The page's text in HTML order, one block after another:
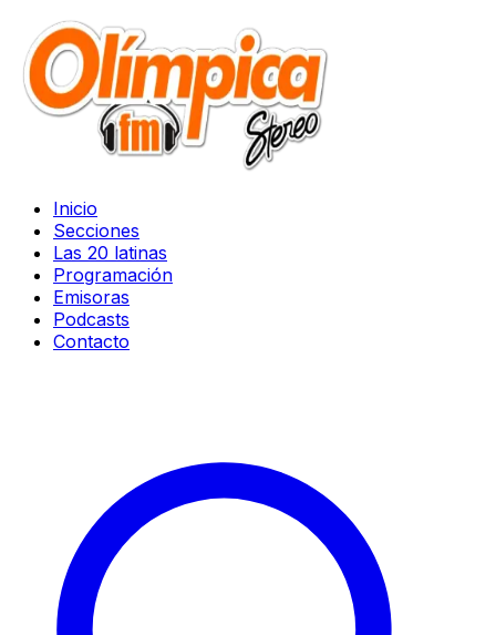
Inicio
Secciones
Las 20 latinas
Programación
Emisoras
Podcasts
Contacto